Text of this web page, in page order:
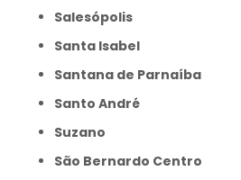
Salesópolis
Santa Isabel
Santana de Parnaíba
Santo André
Suzano
São Bernardo Centro